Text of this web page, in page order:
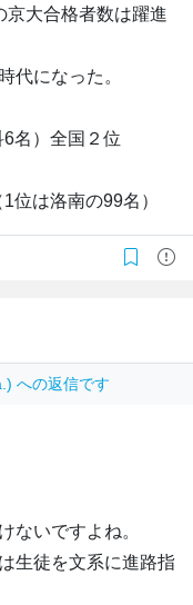
京大合格者数は躍進
代になった。
名）全国２位
は洛南の99名）
への返信です
ないですよね。
生徒を文系に進路指